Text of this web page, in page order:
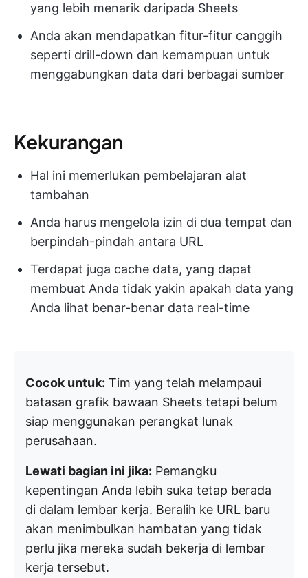
yang lebih menarik daripada Sheets
Anda akan mendapatkan fitur-fitur canggih
seperti drill-down dan kemampuan untuk
menggabungkan data dari berbagai sumber
Kekurangan
Hal ini memerlukan pembelajaran alat
tambahan
Anda harus mengelola izin di dua tempat dan
berpindah-pindah antara URL
Terdapat juga cache data, yang dapat
membuat Anda tidak yakin apakah data yang
Anda lihat benar-benar data real-time
Cocok untuk: Tim yang telah melampaui
batasan grafik bawaan Sheets tetapi belum
siap menggunakan perangkat lunak
perusahaan.
Lewati bagian ini jika: Pemangku
kepentingan Anda lebih suka tetap berada
di dalam lembar kerja. Beralih ke URL baru
akan menimbulkan hambatan yang tidak
perlu jika mereka sudah bekerja di lembar
kerja tersebut.